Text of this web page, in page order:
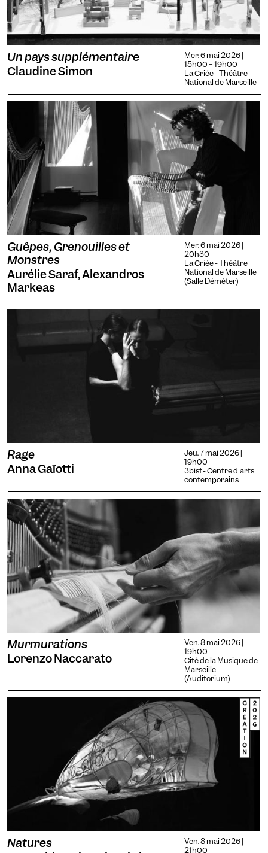
Un pays supplémentaire
Claudine Simon
Mer. 6 mai 2026 |
15h00 + 19h00
La Criée - Théâtre
National de Marseille
Guêpes, Grenouilles et
Monstres
Aurélie Saraf, Alexandros
Markeas
Mer. 6 mai 2026 |
20h30
La Criée - Théâtre
National de Marseille
(Salle Déméter)
Rage
Anna Gaïotti
Jeu. 7 mai 2026 |
19h00
3bisf - Centre d'arts
contemporains
Murmurations
Lorenzo Naccarato
Ven. 8 mai 2026 |
19h00
Cité de la Musique de
Marseille
(Auditorium)
Natures
Ven. 8 mai 2026 |
21h00